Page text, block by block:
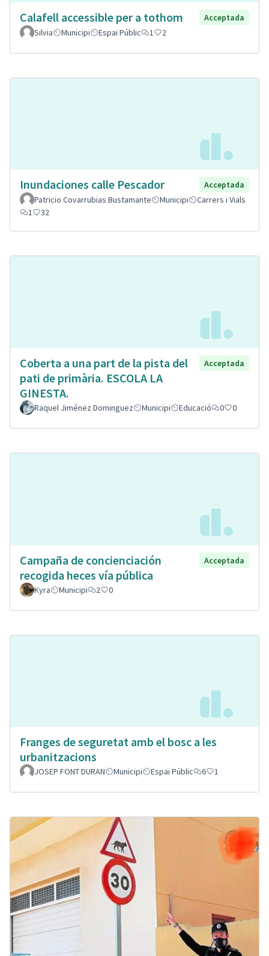
Calafell accessible per a tothom
Acceptada
Silvia
Municipi Espai Públic 1 2
Inundaciones calle Pescador
Acceptada
Patricio Covarrubias Bustamante
Municipi
Carrers i Vials
1
32
Coberta a una part de la pista del
pati de primària. ESCOLA LA
GINESTA.
Acceptada
Raquel Jiménez Dominguez Municipi Educació 0 0
Campaña de concienciación
recogida heces vía pública
Acceptada
Kyra Municipi 2 0
Franges de seguretat amb el bosc a les
urbanitzacions
JOSEP FONT DURAN Municipi Espai Públic 6 1